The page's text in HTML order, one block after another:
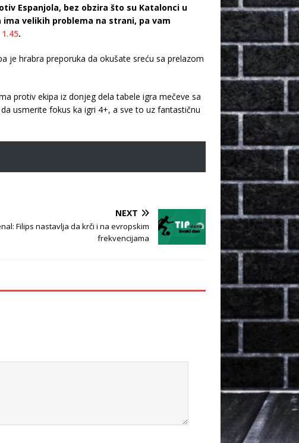
Espanjola, bez obzira što su Katalonci u
velikih problema na strani, pa vam
1.45.
je hrabra preporuka da okušate sreću sa prelazom
protiv ekipa iz donjeg dela tabele igra mečeve sa
usmerite fokus ka igri 4+, a sve to uz fantastičnu
NEXT
Filips nastavlja da krči i na evropskim
frekvencijama